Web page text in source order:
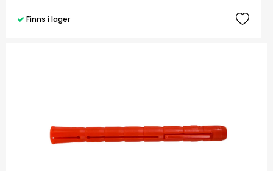
Finns i lager